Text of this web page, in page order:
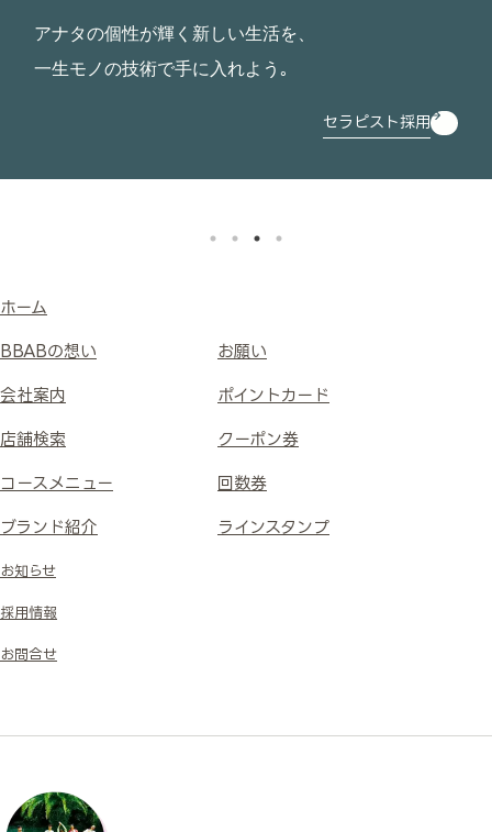
アナタの個性が輝く新しい生活を、
一生モノの技術で手に入れよう｡
セラピスト採用
ホーム
BBABの想い
会社案内
店舗検索
コースメニュー
ブランド紹介
お願い
ポイントカード
クーポン券
回数券
ラインスタンプ
お知らせ
採用情報
お問合せ